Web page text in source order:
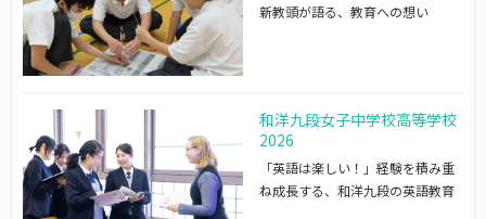
新教頭が語る、教育への想い
和洋九段女子中学校高等学校
2026
「英語は楽しい！」経験を積み重
ね成長する、和洋九段の英語教育